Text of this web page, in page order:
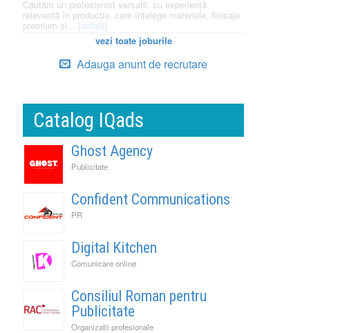
Căutăm un profesionist versatil, cu experiență
relevantă în producție, care înțelege materiale, finisaje
premium și... [detalii]
vezi toate joburile
Adauga anunt de recrutare
Catalog IQads
Ghost Agency
Publicitate
Confident Communications
PR
Digital Kitchen
Comunicare online
Consiliul Roman pentru
Publicitate
Organizatii profesionale